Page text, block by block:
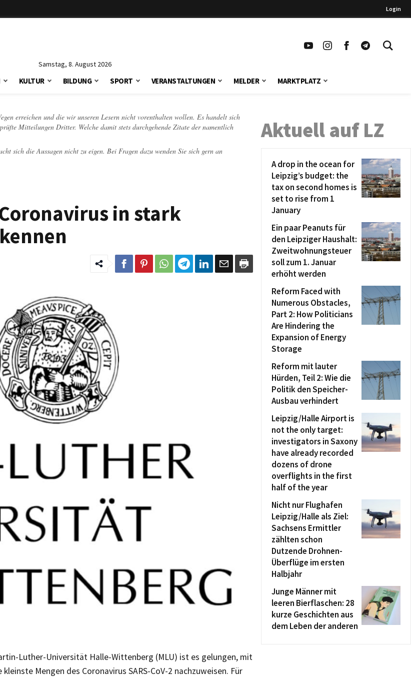
Login
Samstag, 8. August 2026
KULTUR BILDUNG SPORT VERANSTALTUNGEN MELDER MARKTPLATZ
erreichen und die wir unseren Lesern nicht vorenthalten wollen. Es handelt sich
Mitteilungen Dritter. Welche damit stets durchgehende Zitate der namentlich
sich die Aussagen nicht zu eigen. Bei Fragen dazu wenden Sie sich gern an
in stark
Luther-Universität Halle-Wittenberg (MLU) ist es gelungen, mit
Mengen des Coronavirus SARS-CoV-2 nachzuweisen. Für
Aktuell auf LZ
A drop in the ocean for
Leipzig’s budget: the
tax on second homes is
set to rise from 1
January
Ein paar Peanuts für
den Leipziger Haushalt:
Zweitwohnungsteuer
soll zum 1. Januar
erhöht werden
Reform Faced with
Numerous Obstacles,
Part 2: How Politicians
Are Hindering the
Expansion of Energy
Storage
Reform mit lauter
Hürden, Teil 2: Wie die
Politik den Speicher-
Ausbau verhindert
Leipzig/Halle Airport is
not the only target:
investigators in Saxony
have already recorded
dozens of drone
overflights in the first
half of the year
Nicht nur Flughafen
Leipzig/Halle als Ziel:
Sachsens Ermittler
zählten schon
Dutzende Drohnen-
Überflüge im ersten
Halbjahr
Junge Männer mit
leeren Bierflaschen: 28
kurze Geschichten aus
dem Leben der anderen